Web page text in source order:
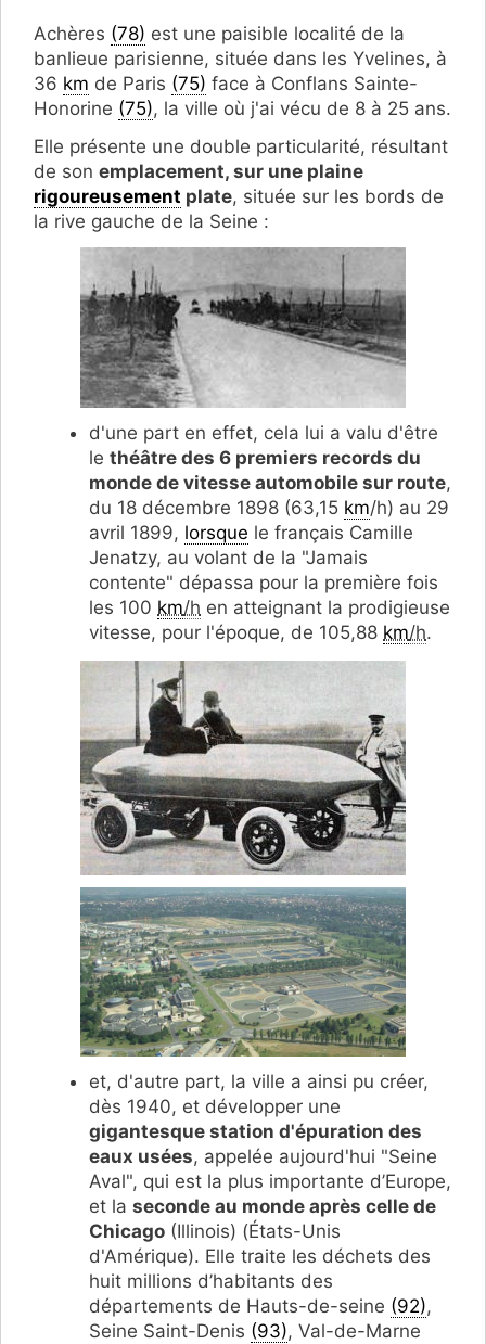
Achères (78) est une paisible localité de la
banlieue parisienne, située dans les Yvelines, à
36 km de Paris (75) face à Conflans Sainte-
Honorine (75), la ville où j'ai vécu de 8 à 25 ans.
Elle présente une double particularité, résultant
de son emplacement, sur une plaine
rigoureusement plate, située sur les bords de
la rive gauche de la Seine :
d'une part en effet, cela lui a valu d'être
le théâtre des 6 premiers records du
monde de vitesse automobile sur route,
du 18 décembre 1898 (63,15 km/h) au 29
avril 1899, lorsque le français Camille
Jenatzy, au volant de la "Jamais
contente" dépassa pour la première fois
les 100 km/h en atteignant la prodigieuse
vitesse, pour l'époque, de 105,88 km/h.
et, d'autre part, la ville a ainsi pu créer,
dès 1940, et développer une
gigantesque station d'épuration des
eaux usées, appelée aujourd'hui "Seine
Aval", qui est la plus importante d’Europe,
et la seconde au monde après celle de
Chicago (Illinois) (États-Unis
d'Amérique). Elle traite les déchets des
huit millions d’habitants des
départements de Hauts-de-seine (92),
Seine Saint-Denis (93), Val-de-Marne